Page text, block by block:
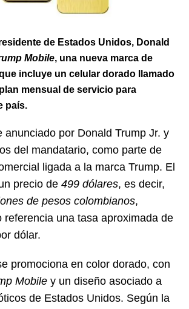
de Estados Unidos, Donald
Mobile, una nueva marca de
incluye un celular dorado llamado
mensual de servicio para
país.
anunciado por Donald Trump Jr. y
del mandatario, como parte de
ligada a la marca Trump. El
precio de 499 dólares, es decir,
de pesos colombianos,
referencia una tasa aproximada de
dólar.
promociona en color dorado, con
Mobile y un diseño asociado a
de Estados Unidos. Según la